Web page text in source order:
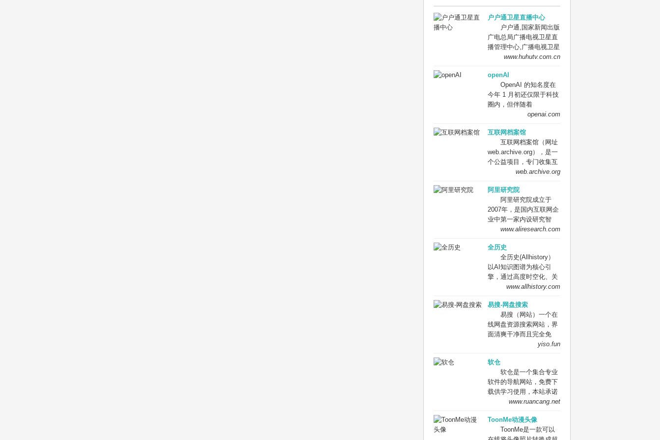
户户通卫星直播中心
户户通,国家新闻出版
广电总局广播电视卫星直
播管理中心,广播电视卫星
直播管理中心,卫星直播管
国家广播电视总局广播电
视卫星直播管理中心（简
称：卫星直播中心）成立
于2011年10月，是经中央
编办批准设立的总局直属
直播节目平台的建设、播
出、运行、管理；组织开
展卫星直播广播电视公共
服务工作；服务管理卫星
直播广播电视用户，受理
用户反馈意见和投诉；推
进卫星直播广播电视新技
术新业态创新融合发展；
制订卫星直播技术发展规
划，跟踪研究相关新技术,
组织技术开发和应用研
究；承办总局交办的其他
事项。
www.huhutv.com.cn
openAI
OpenAI 的知名度在
今年 1 月初还仅限于科技
圈内，但伴随着
ChatGPT 的全球火爆，
OpenAI 自推出 ChatGPT
预览版之后，网站访问量
快速攀升，目前已跻身全
球 TOP50 网站。
OpenAI 网站在去年 11 月
万，主要访问人群是技术
社区。而在今年 1 月份，
该网站的访问量突破了
6.72 亿，增长了
3572%。 OpenAI is an
AI research and
deployment company.
Our mission is to ensure
that artificial general
intelligence benefits all of
humanity.
openai.com
互联网档案馆
互联网档案馆（网址
web.archive.org），是一
个公益项目，专门收集互
联网上的各种信息，例如
存储在他家的服务器中。
互联网档案馆（英语：
Internet Archive）是美国
的一个由Alexa创始人布
鲁斯特·卡利创办于1996
联网多媒体资料文件阅览
服务的数字图书馆，总部
位于加利福尼亚州旧金山
的列治文区，其使命是“普
及所有知识”（英语：
universal access to all
knowledge.）[注 1][注
2]。该“档案馆”提供的数
字资料有如网站、网页、
图形材料音乐、视频、音
频、软件、动态图像和数
百万书籍等的永久性免费
储存及获取的副本。 迄至
2012年10月，其信息储量
达到10PB（即
之外，该档案馆也是网络
开放与自由化的倡议者之
一。 ——摘自维基百科
其中值得关注的就是他们
web.archive.org
阿里研究院
阿里研究院成立于
2007年，是国内互联网企
业中第一家内设研究智
库。过去12年，阿里研究
子商务、数字经济的发
展，已成为在国内外数字
经济和数字治理研究领域
具有广泛影响力的企业智
库。 阿里研究院秉承开
互联网精神，扎根阿里巴
巴数字经济体丰富的商业
生态，依托海量的数据和
案例，洞察新知、共创未
来，引领着数字经济和数
www.aliresearch.com
全历史
全历史(Allhistory）
以AI知识图谱为核心引
擎，通过高度时空化、关
联化数据的方式构造及展
历史知识。让用户沉浸在
纵横开阔、左图右史的
（历史、人文、社科等）
知识海洋中。
www.allhistory.com
易搜-网盘搜索
易搜（网站）一个在
线网盘资源搜索网站，界
面清爽干净而且完全免
费，一键聚合四大网盘资
(yiso.fun)，一个在线网盘
资源搜索网站，一次搞定
四大平台！直接在输入框
里输入关键词即可开始检
索，可以选择特定的搜索
网盘资源。
yiso.fun
软仓
软仓是一个集合专业
软件的导航网站，免费下
载供学习使用，本站承诺
无毒无广告，纯公益项
一款免费的设计软件分享
网站，收录的都是设计软
www.ruancang.net
ToonMe动漫头像
ToonMe是一款可以